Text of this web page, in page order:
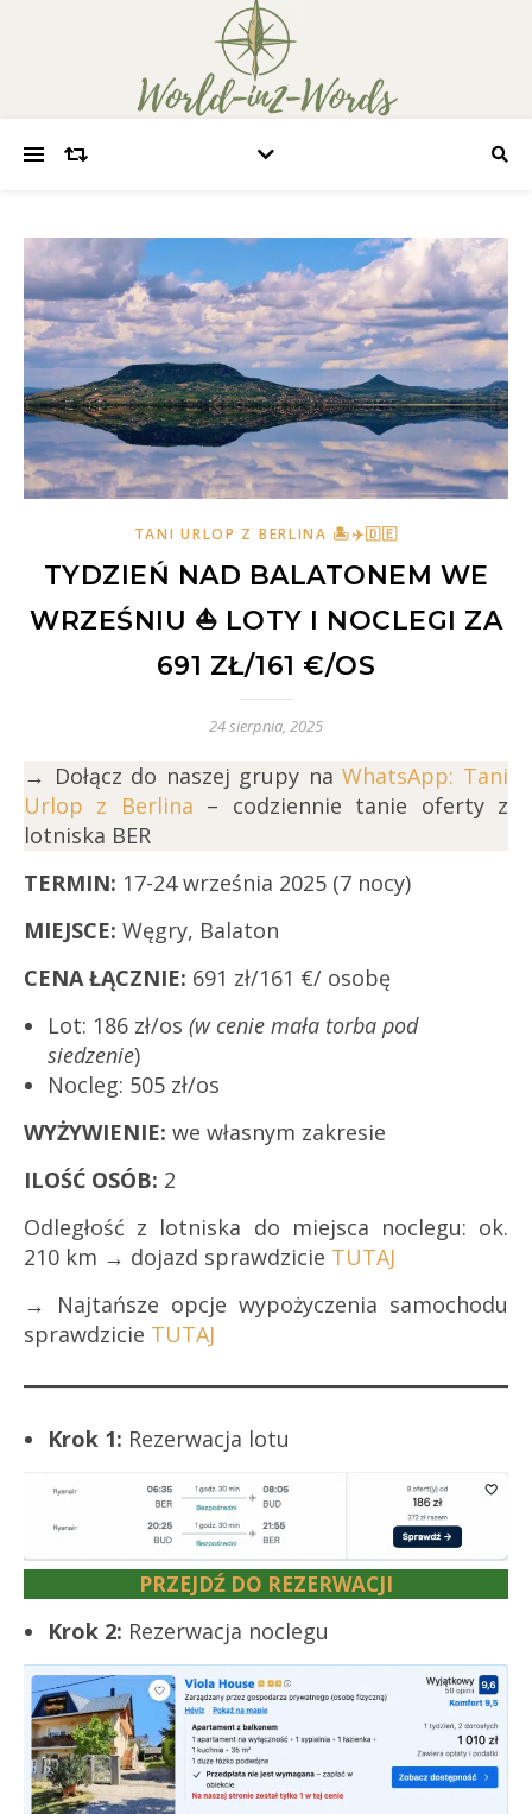
TANI URLOP Z BERLINA 🏝✈️🇩🇪
TYDZIEŃ NAD BALATONEM WE
WRZEŚNIU ⛵️ LOTY I NOCLEGI ZA
691 ZŁ/161 €/OS
24 sierpnia, 2025
→ Dołącz do naszej grupy naWhatsApp: Tani
Urlop z Berlina – codziennie tanie oferty z
lotniska BER
TERMIN: 17-24 września 2025 (7 nocy)
MIEJSCE: Węgry, Balaton
CENA ŁĄCZNIE: 691 zł/161 €/ osobę
Lot: 186 zł/os (w cenie mała torba pod
siedzenie)
Nocleg: 505 zł/os
WYŻYWIENIE: we własnym zakresie
ILOŚĆ OSÓB: 2
Odległość z lotniska do miejsca noclegu: ok.
210 km → dojazd sprawdzicie TUTAJ
→ Najtańsze opcje wypożyczenia samochodu
sprawdzicie TUTAJ
Krok 1: Rezerwacja lotu
PRZEJDŹ DO REZERWACJI
Krok 2: Rezerwacja noclegu